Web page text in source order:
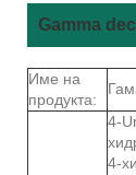
Gamma
Име на
продукта:
4-
4-